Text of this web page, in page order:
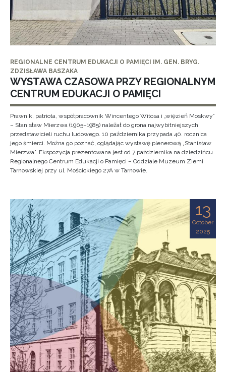
REGIONALNE CENTRUM EDUKACJI O PAMIĘCI IM. GEN. BRYG.
ZDZISŁAWA BASZAKA
WYSTAWA CZASOWA PRZY REGIONALNYM
CENTRUM EDUKACJI O PAMIĘCI
Prawnik, patriota, współpracownik Wincentego Witosa i „więzień Moskwy”
– Stanisław Mierzwa (1905–1985) należał do grona najwybitniejszych
przedstawicieli ruchu ludowego. 10 października przypada 40. rocznica
jego śmierci. Można go poznać, oglądając wystawę plenerową „Stanisław
Mierzwa”. Ekspozycja prezentowana jest od 7 października na dziedzińcu
Regionalnego Centrum Edukacji o Pamięci – Oddziale Muzeum Ziemi
Tarnowskiej przy ul. Mościckiego 27A w Tarnowie.
13
October
2025